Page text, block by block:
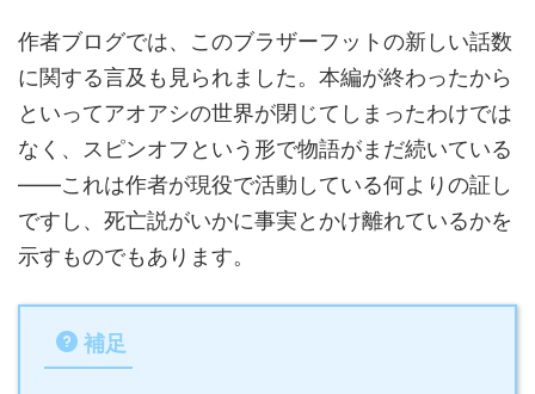
作者ブログでは、このブラザーフットの新しい話数
に関する言及も見られました。本編が終わったから
といってアオアシの世界が閉じてしまったわけでは
なく、スピンオフという形で物語がまだ続いている
——これは作者が現役で活動している何よりの証し
ですし、死亡説がいかに事実とかけ離れているかを
示すものでもあります。
補足